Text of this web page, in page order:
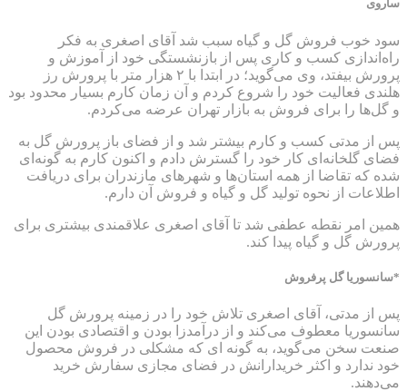
ساروی
سود خوب فروش گل و گیاه سبب شد آقای اصغری به فکر
راه‌اندازی کسب و کاری پس از بازنشستگی خود از آموزش و
پرورش بیفتد، وی می‌گوید؛ در ابتدا با ۲ هزار متر با پرورش رز
هلندی فعالیت خود را شروع کردم و آن زمان کارم بسیار محدود بود
و گل‌ها را برای فروش به بازار تهران عرضه می‌کردم.
پس از مدتی کسب و کارم بیشتر شد و از فضای باز پرورش گل به
فضای گلخانه‌ای کار خود را گسترش دادم و اکنون کارم به گونه‌ای
شده که تقاضا از همه استان‌ها و شهرهای مازندران برای دریافت
اطلاعات از نحوه تولید گل و گیاه و فروش آن دارم.
همین امر نقطه عطفی شد تا آقای اصغری علاقمندی بیشتری برای
پرورش گل و گیاه پیدا کند.
*سانسوریا گل پرفروش
پس از مدتی، آقای اصغری تلاش خود را در زمینه پرورش گل
سانسوریا معطوف می‌کند و از درآمدزا بودن و اقتصادی بودن این
صنعت سخن می‌گوید، به گونه ای که مشکلی در فروش محصول
خود ندارد و اکثر خریدارانش در فضای مجازی سفارش خرید
می‌دهند.